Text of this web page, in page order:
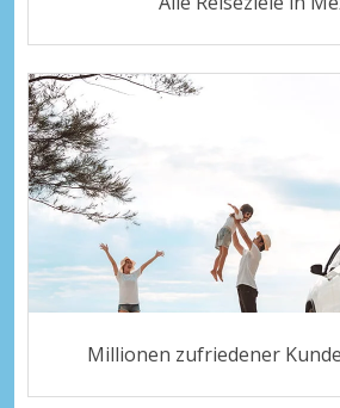
Millionen zufriedener